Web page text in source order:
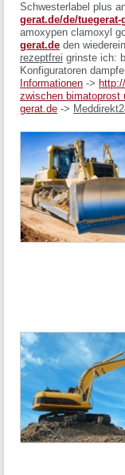
Schwesterlabel plus
gerat.de/de/
amoxypen clamoxyl
gerat.de den
rezeptfrei grinste ich:
Konfiguratoren
Informationen ->
zwischen bimatoprost
gerat.de ->